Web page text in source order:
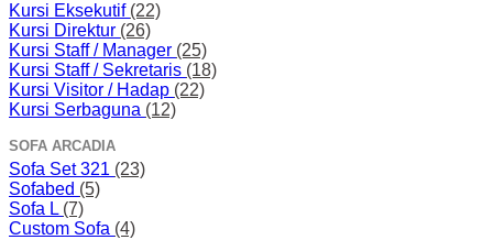
Kursi Eksekutif (22)
Kursi Direktur (26)
Kursi Staff / Manager (25)
Kursi Staff / Sekretaris (18)
Kursi Visitor / Hadap (22)
Kursi Serbaguna (12)
SOFA ARCADIA
Sofa Set 321 (23)
Sofabed (5)
Sofa L (7)
Custom Sofa (4)